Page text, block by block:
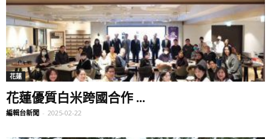
花蓮
花蓮優質白米跨國合作 ...
編輯台新聞 - 2025-02-22